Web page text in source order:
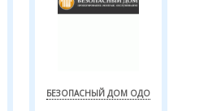
БЕЗОПАСНЫЙ ДОМ ОДО